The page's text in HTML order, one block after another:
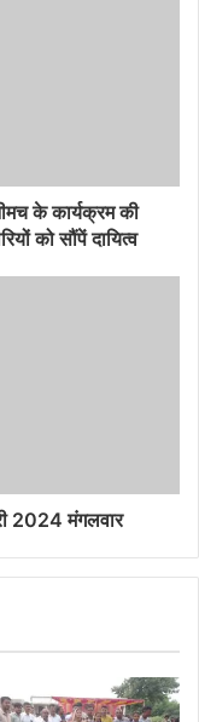
के कार्यक्रम की
को सौंपें दायित्व
2024 मंगलवार